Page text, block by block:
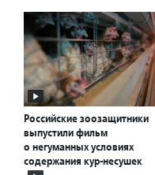
Российские зоозащитники
выпустили фильм
о негуманных условиях
содержания кур-несушек